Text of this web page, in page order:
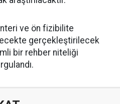
ve ön fizibilite
gerçekleştirilecek
bir rehber niteliği